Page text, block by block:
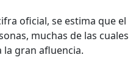
oficial, se estima que el
muchas de las cuales
gran afluencia.